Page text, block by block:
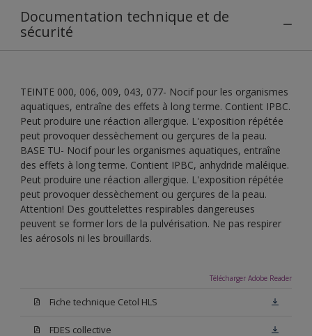
Documentation technique et de
sécurité
TEINTE 000, 006, 009, 043, 077- Nocif pour les organismes
aquatiques, entraîne des effets à long terme. Contient IPBC.
Peut produire une réaction allergique. L'exposition répétée
peut provoquer dessèchement ou gerçures de la peau.
BASE TU- Nocif pour les organismes aquatiques, entraîne
des effets à long terme. Contient IPBC, anhydride maléique.
Peut produire une réaction allergique. L'exposition répétée
peut provoquer dessèchement ou gerçures de la peau.
Attention! Des gouttelettes respirables dangereuses
peuvent se former lors de la pulvérisation. Ne pas respirer
les aérosols ni les brouillards.
Télécharger Adobe Reader
Fiche technique Cetol HLS
FDES collective